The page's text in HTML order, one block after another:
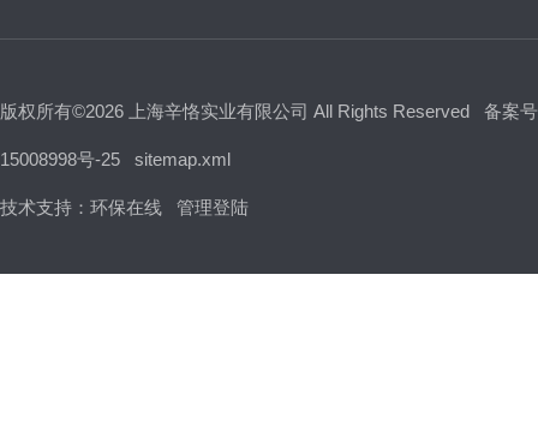
版权所有©2026 上海辛恪实业有限公司 All Rights Reserved 备案
15008998号-25 sitemap.xml
技术支持： 环保在线 管理登陆